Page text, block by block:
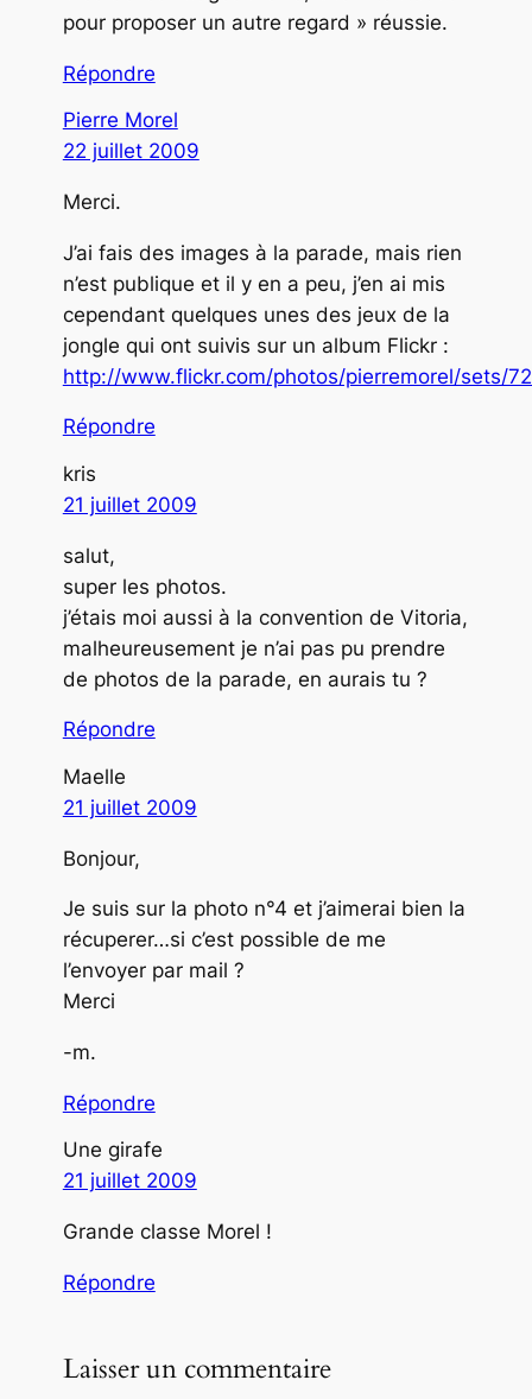
pour proposer un autre regard » réussie.
Répondre
Pierre Morel
22 juillet 2009
Merci.
J’ai fais des images à la parade, mais rien
n’est publique et il y en a peu, j’en ai mis
cependant quelques unes des jeux de la
jongle qui ont suivis sur un album Flickr :
http://www.flickr.com/photos/pierremorel/sets/
Répondre
kris
21 juillet 2009
salut,
super les photos.
j’étais moi aussi à la convention de Vitoria,
malheureusement je n’ai pas pu prendre
de photos de la parade, en aurais tu ?
Répondre
Maelle
21 juillet 2009
Bonjour,
Je suis sur la photo n°4 et j’aimerai bien la
récuperer…si c’est possible de me
l’envoyer par mail ?
Merci
-m.
Répondre
Une girafe
21 juillet 2009
Grande classe Morel !
Répondre
Laisser un commentaire